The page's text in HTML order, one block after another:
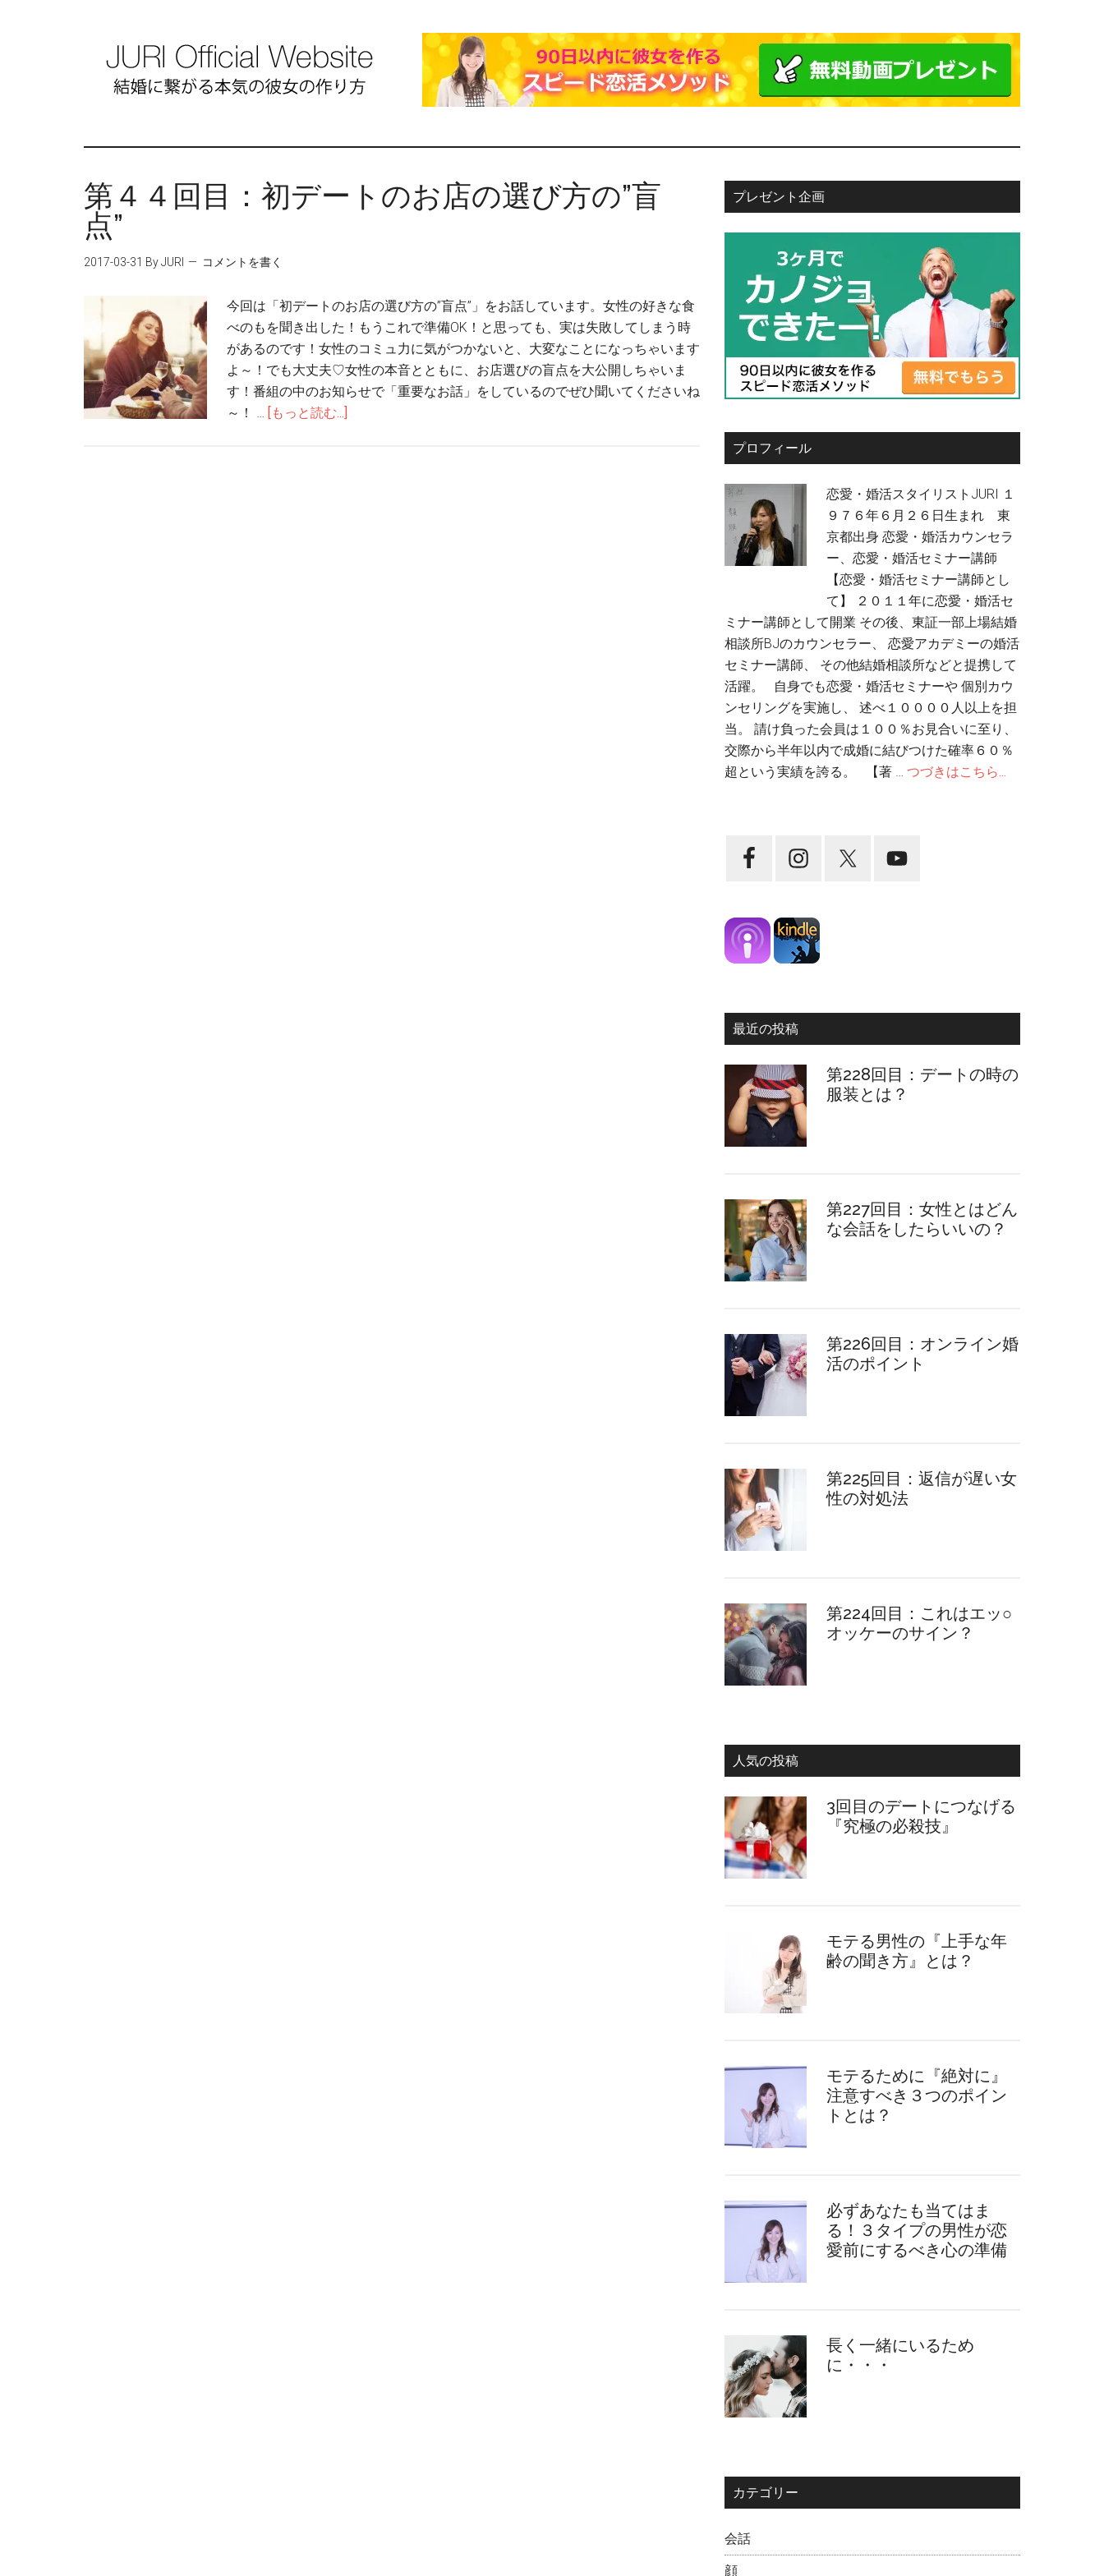
第４４回目：初デートのお店の選び方の”盲
点”
2017-03-31 By JURI コメントを書く
今回は「初デートのお店の選び方の”盲点”」をお話しています。女性の好きな食
べのもを聞き出した！もうこれで準備OK！と思っても、実は失敗してしまう時
があるのです！女性のコミュ力に気がつかないと、大変なことになっちゃいます
よ～！でも大丈夫♡女性の本音とともに、お店選びの盲点を大公開しちゃいま
す！番組の中のお知らせで「重要なお話」をしているのでぜひ聞いてくださいね
～！ … [もっと読む...]
プレゼント企画
プロフィール
恋愛・婚活スタイリストJURI １
９７６年６月２６日生まれ 東
京都出身 恋愛・婚活カウンセラ
ー、恋愛・婚活セミナー講師
【恋愛・婚活セミナー講師とし
て】 ２０１１年に恋愛・婚活セ
ミナー講師として開業 その後、東証一部上場結婚
相談所BJのカウンセラー、 恋愛アカデミーの婚活
セミナー講師、 その他結婚相談所などと提携して
活躍。 自身でも恋愛・婚活セミナーや 個別カウ
ンセリングを実施し、 述べ１００００人以上を担
当。 請け負った会員は１００％お見合いに至り、
交際から半年以内で成婚に結びつけた確率６０％
超という実績を誇る。 【著 … つづきはこちら...
最近の投稿
第228回目：デートの時の
服装とは？
第227回目：女性とはどん
な会話をしたらいいの？
第226回目：オンライン婚
活のポイント
第225回目：返信が遅い女
性の対処法
第224回目：これはエッ○
オッケーのサイン？
人気の投稿
3回目のデートにつなげる
『究極の必殺技』
モテる男性の『上手な年
齢の聞き方』とは？
モテるために『絶対に』
注意すべき３つのポイン
トとは？
必ずあなたも当てはま
る！３タイプの男性が恋
愛前にするべき心の準備
長く一緒にいるため
に・・・
カテゴリー
会話
顔